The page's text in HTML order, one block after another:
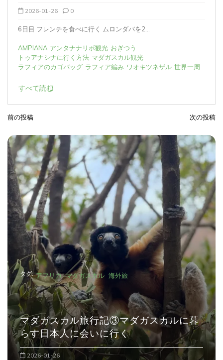
2026-01-25
マダガスカルでバスチケットを買う方法と注意点...
アフリカ観光 おぎつう バオバブ街道に行く方法
マダガスカルの周り方 マダガスカル旅行
ムロンダバのおすすめ ムロンダバ観光 世界一周
投
稿
ナ
ビ
ゲ
ー
シ
ョ
前の投稿 次の投稿
タグ: アフリカ マダガスカル
マダガスカル旅行記②バオバブ街道のム
ロンダバに行く方法